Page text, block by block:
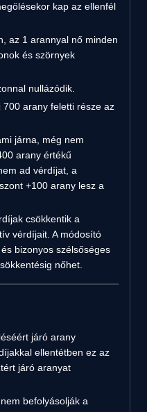
kap az ellenfél
az 1 arannyal nő minden
és szörnyek
nullázódik.
arany feletti része az
járna, még nem
arany értékű
ad vérdíjat, a
+100 arany lesz a
csökkentik a
vérdíjait. A módosító
bizonyos szélsőséges
nőhet.
járó arany
ellentétben ez az
járó aranyat
befolyásolják a